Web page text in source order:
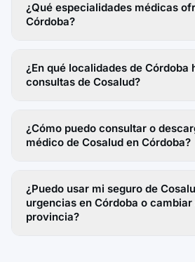
¿Qué especialidades médicas
Córdoba?
¿En qué localidades de Córdoba
consultas de Cosalud?
¿Cómo puedo consultar o
médico de Cosalud en Córdoba?
¿Puedo usar mi seguro de
urgencias en Córdoba o
provincia?